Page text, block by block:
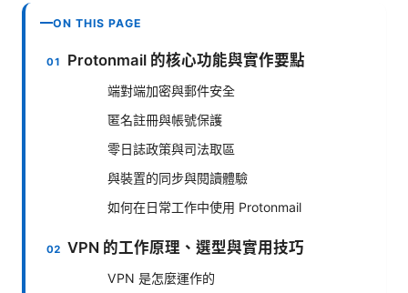
ON THIS PAGE
Protonmail 的核心功能與實作要點
端對端加密與郵件安全
匿名註冊與帳號保護
零日誌政策與司法取區
與裝置的同步與閱讀體驗
如何在日常工作中使用 Protonmail
VPN 的工作原理、選型與實用技巧
VPN 是怎麼運作的